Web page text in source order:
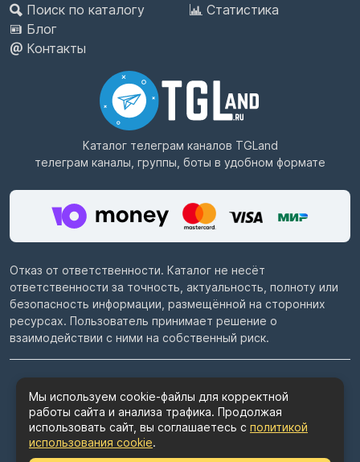
Поиск по каталогу
Блог
Контакты
Статистика
Каталог телеграм каналов TGLand
телеграм каналы, группы, боты в удобном формате
Отказ от ответственности. Каталог не несёт
ответственности за точность, актуальность, полноту или
безопасность информации, размещённой на сторонних
ресурсах. Пользователь принимает решение о
взаимодействии с ними на собственный риск.
Пользовательское соглашение
Политика конфиденциальности
Политика использования cookie
Мы используем cookie-файлы для корректной
работы сайта и анализа трафика. Продолжая
использовать сайт, вы соглашаетесь с политикой
использования cookie.